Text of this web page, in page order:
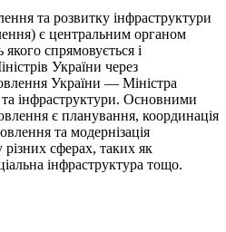
та розвитку інфраструктури
є центральним органом
якого спрямовується і
України через
України — Міністра
інфраструктури. Основними
є планування, координація
та модернізація
різних сферах, таких як
інфраструктура тощо.